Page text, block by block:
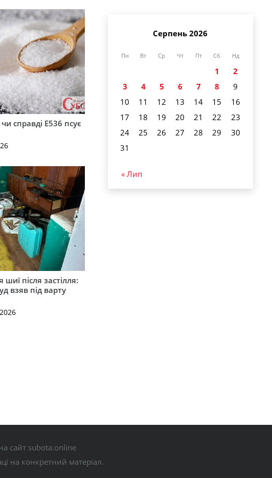
справді Е536 псує
після застілля:
взяв під варту
Серпень 2026
Пн Вт Ср Чт Пт Сб Нд
1
2
3
4 5 6 7 8
9
10
11 12 13 14 15
16
17
18 19 20 21 22
23
24
25 26 27 28 29
30
31
« Лип
сайт subota.online
на конкретний матеріал.